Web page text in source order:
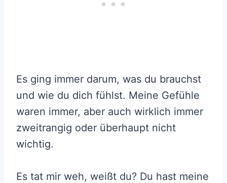
Es ging immer darum, was du brauchst
und wie du dich fühlst. Meine Gefühle
waren immer, aber auch wirklich immer
zweitrangig oder überhaupt nicht
wichtig.
Es tat mir weh, weißt du? Du hast meine